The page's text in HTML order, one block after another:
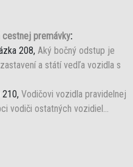
cestnej premávky:
208, Aký bočný odstup je
a státí vedľa vozidla s
Vodičovi vozidla pravidelnej
vodiči ostatných vozidiel...